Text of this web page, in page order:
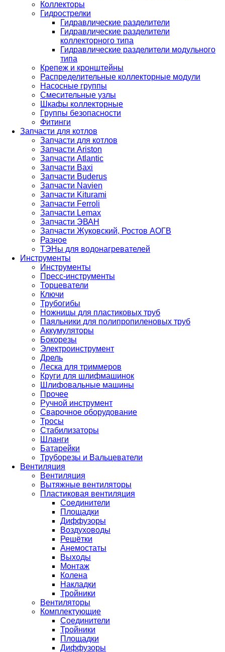
Коллекторы
Гидрострелки
Гидравлические разделители
Гидравлические разделители
коллекторного типа
Гидравлические разделители модульного
типа
Крепеж и кронштейны
Распределительные коллекторные модули
Насосные группы
Смесительные узлы
Шкафы коллекторные
Группы безопасности
Фитинги
Запчасти для котлов
Запчасти для котлов
Запчасти Ariston
Запчасти Atlantic
Запчасти Baxi
Запчасти Buderus
Запчасти Navien
Запчасти Kiturami
Запчасти Ferroli
Запчасти Lemax
Запчасти ЭВАН
Запчасти Жуковский, Ростов АОГВ
Разное
ТЭНы для водонагревателей
Инструменты
Инструменты
Пресс-инструменты
Торцеватели
Ключи
Трубогибы
Ножницы для пластиковых труб
Паяльники для полипропиленовых труб
Аккумуляторы
Бокорезы
Электроинструмент
Дрель
Леска для триммеров
Круги для шлифмашинок
Шлифовальные машины
Прочее
Ручной инструмент
Сварочное оборудование
Тросы
Стабилизаторы
Шланги
Батарейки
Труборезы и Вальцеватели
Вентиляция
Вентиляция
Вытяжные вентиляторы
Пластиковая вентиляция
Соединители
Площадки
Диффузоры
Воздуховоды
Решётки
Анемостаты
Выходы
Монтаж
Колена
Накладки
Тройники
Вентиляторы
Комплектующие
Соединители
Тройники
Площадки
Диффузоры